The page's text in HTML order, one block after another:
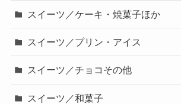
スイーツ／ケーキ・焼菓子ほか
スイーツ／プリン・アイス
スイーツ／チョコその他
スイーツ／和菓子